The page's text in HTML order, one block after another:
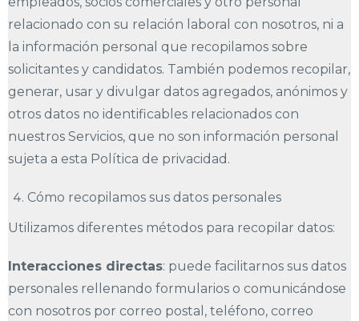
relacionado con su relación laboral con nosotros, ni a
la información personal que recopilamos sobre
solicitantes y candidatos. También podemos recopilar,
generar, usar y divulgar datos agregados, anónimos y
otros datos no identificables relacionados con
nuestros Servicios, que no son información personal
sujeta a esta Política de privacidad.
Cómo recopilamos sus datos personales
Utilizamos diferentes métodos para recopilar datos:
Interacciones directas: puede facilitarnos sus datos
personales rellenando formularios o comunicándose
con nosotros por correo postal, teléfono, correo